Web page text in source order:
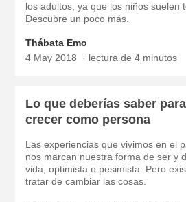
los adultos, ya que los niños suelen
Descubre un poco más.
Thábata Emo
4 May 2018
lectura de 4 minutos
Lo que deberías saber para
crecer como persona
Las experiencias que vivimos en el
nos marcan nuestra forma de ser y
vida, optimista o pesimista. Pero
tratar de cambiar las cosas.